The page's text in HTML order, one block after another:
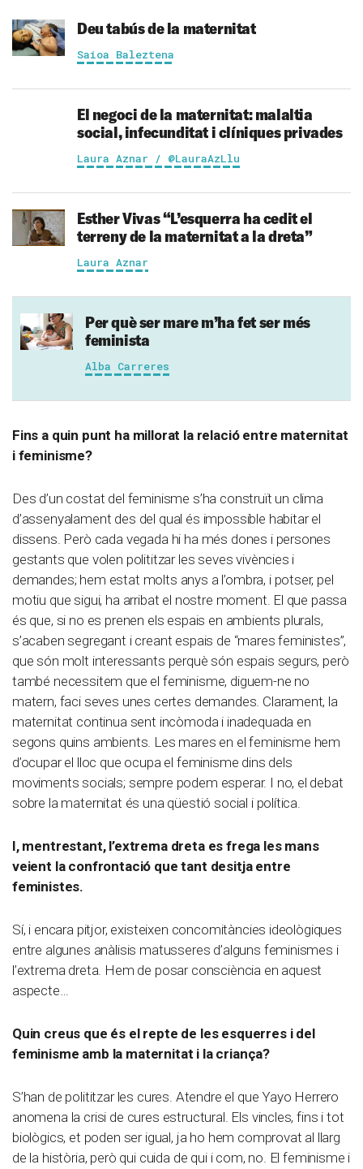
Deu tabús de la maternitat
Saioa Baleztena
El negoci de la maternitat: malaltia
social, infecunditat i clíniques privades
Laura Aznar / @LauraAzLlu
Esther Vivas“L’esquerra ha cedit el
terreny de la maternitat a la dreta”
Laura Aznar
Per què ser mare m’ha fet ser més
feminista
Alba Carreres
Fins a quin punt ha millorat la relació entre maternitat
i feminisme?
Des d’un costat del feminisme s’ha construït un clima
d’assenyalament des del qual és impossible habitar el
dissens. Però cada vegada hi ha més dones i persones
gestants que volen polititzar les seves vivències i
demandes; hem estat molts anys a l’ombra, i potser, pel
motiu que sigui, ha arribat el nostre moment. El que passa
és que, si no es prenen els espais en ambients plurals,
s’acaben segregant i creant espais de “mares feministes”,
que són molt interessants perquè són espais segurs, però
també necessitem que el feminisme, diguem-ne no
matern, faci seves unes certes demandes. Clarament, la
maternitat continua sent incòmoda i inadequada en
segons quins ambients. Les mares en el feminisme hem
d’ocupar el lloc que ocupa el feminisme dins dels
moviments socials; sempre podem esperar. I no, el debat
sobre la maternitat és una qüestió social i política.
I, mentrestant, l’extrema dreta es frega les mans
veient la confrontació que tant desitja entre
feministes.
Sí, i encara pitjor, existeixen concomitàncies ideològiques
entre algunes anàlisis matusseres d’alguns feminismes i
l’extrema dreta. Hem de posar consciència en aquest
aspecte…
Quin creus que és el repte de les esquerres i del
feminisme amb la maternitat i la criança?
S’han de polititzar les cures. Atendre el que Yayo Herrero
anomena la crisi de cures estructural. Els vincles, fins i tot
biològics, et poden ser igual, ja ho hem comprovat al llarg
de la història, però qui cuida de qui i com, no. El feminisme i